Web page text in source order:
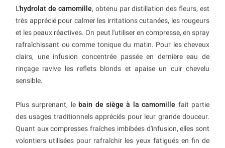
L'hydrolat de camomille, obtenu par distillation des fleurs, est
très apprécié pour calmer les irritations cutanées, les rougeurs
et les peaux réactives. On peut l'utiliser en compresse, en spray
rafraîchissant ou comme tonique du matin. Pour les cheveux
clairs, une infusion concentrée passée en dernière eau de
rinçage ravive les reflets blonds et apaise un cuir chevelu
sensible.
Plus surprenant, le bain de siège à la camomille fait partie
des usages traditionnels appréciés pour leur grande douceur.
Quant aux compresses fraîches imbibées d'infusion, elles sont
volontiers utilisées pour rafraîchir les yeux fatigués en fin de